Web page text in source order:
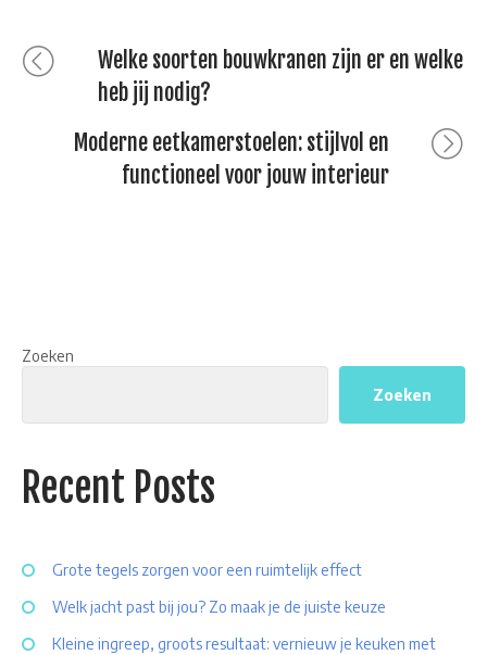
Bericht
navigatie
Previous
post:
Welke soorten bouwkranen zijn er en welke
heb jij nodig?
Moderne eetkamerstoelen: stijlvol en
functioneel voor jouw interieur
Zoeken
Zoeken
Recent Posts
Grote tegels zorgen voor een ruimtelijk effect
Welk jacht past bij jou? Zo maak je de juiste keuze
Kleine ingreep, groots resultaat: vernieuw je keuken met